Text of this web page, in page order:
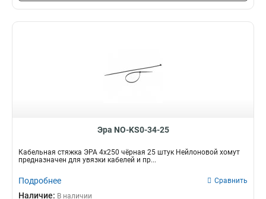
Эра NO-KS0-34-25
Кабельная стяжка ЭРА 4x250 чёрная 25 штук Нейлоновой хомут
предназначен для увязки кабелей и пр...
Подробнее Сравнить
Наличие: В наличии